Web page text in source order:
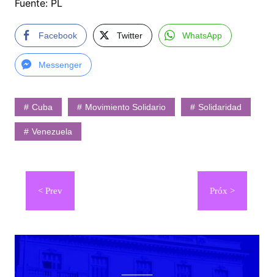
Fuente: PL
Facebook Twitter WhatsApp
Messenger
Cuba Movimiento Solidario Solidaridad
Venezuela
Navegación
entradas